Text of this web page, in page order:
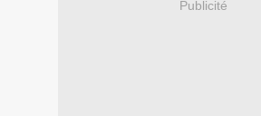
Publicité